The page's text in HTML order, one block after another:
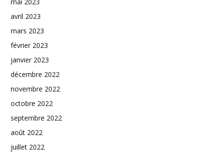
avril 2023
mars 2023
février 2023
janvier 2023
décembre 2022
novembre 2022
octobre 2022
septembre 2022
août 2022
juillet 2022